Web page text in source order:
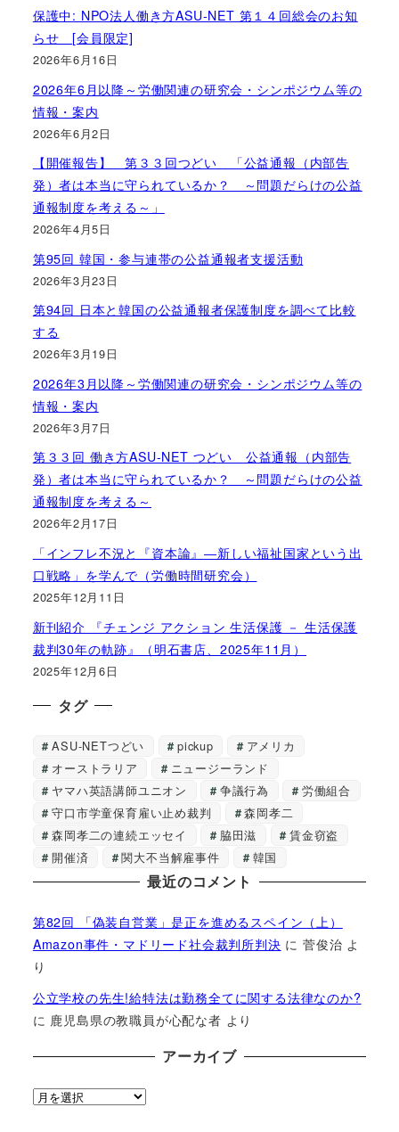
保護中: NPO法人働き方ASU-NET 第１４回総会のお知
らせ [会員限定]
2026年6月16日
2026年6月以降～労働関連の研究会・シンポジウム等の
情報・案内
2026年6月2日
【開催報告】 第３３回つどい 「公益通報（内部告
発）者は本当に守られているか？ ～問題だらけの公益
通報制度を考える～」
2026年4月5日
第95回 韓国・参与連帯の公益通報者支援活動
2026年3月23日
第94回 日本と韓国の公益通報者保護制度を調べて比較
する
2026年3月19日
2026年3月以降～労働関連の研究会・シンポジウム等の
情報・案内
2026年3月7日
第３３回 働き方ASU-NET つどい 公益通報（内部告
発）者は本当に守られているか？ ～問題だらけの公益
通報制度を考える～
2026年2月17日
「インフレ不況と『資本論』―新しい福祉国家という出
口戦略」を学んで（労働時間研究会）
2025年12月11日
新刊紹介 『チェンジ アクション 生活保護 － 生活保護
裁判30年の軌跡』（明石書店、2025年11月）
2025年12月6日
タグ
ASU-NETつどい pickup
アメリカ
オーストラリア
ニュージーランド
ヤマハ英語講師ユニオン
争議行為
労働組合
守口市学童保育雇い止め裁判
森岡孝二
森岡孝二の連続エッセイ
脇田滋
賃金窃盗
開催済
関大不当解雇事件 韓国
最近のコメント
第82回 「偽装自営業」是正を進めるスペイン（上）
Amazon事件・マドリード社会裁判所判決 に菅俊治 よ
り
公立学校の先生!給特法は勤務全てに関する法律なのか?
に 鹿児島県の教職員が心配な者 より
アーカイブ
ア